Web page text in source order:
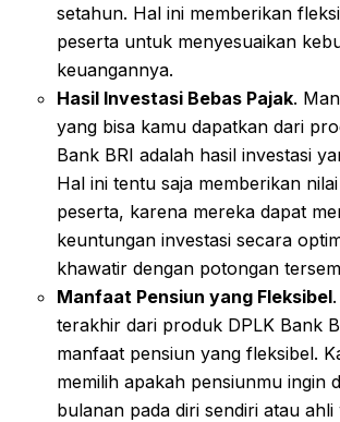
setahun. Hal ini memberikan
peserta untuk menyesuaikan
keuangannya.
Hasil Investasi Bebas Pajak.
yang bisa kamu dapatkan dari
Bank BRI adalah hasil investasi
Hal ini tentu saja memberikan
peserta, karena mereka dapat
keuntungan investasi secara
khawatir dengan potongan
Manfaat Pensiun yang Fleksibel
terakhir dari produk DPLK Bank
manfaat pensiun yang fleksibel.
memilih apakah pensiunmu ingin
bulanan pada diri sendiri atau ahli